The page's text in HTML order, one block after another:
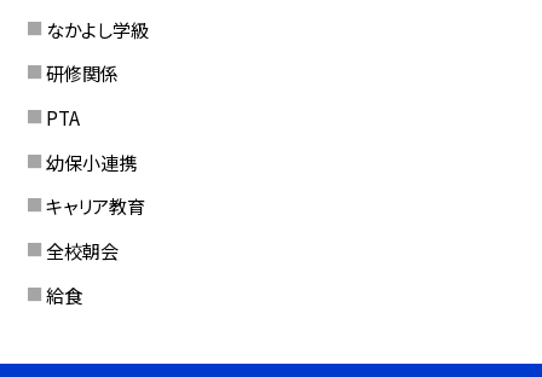
なかよし学級
研修関係
PTA
幼保小連携
キャリア教育
全校朝会
給食